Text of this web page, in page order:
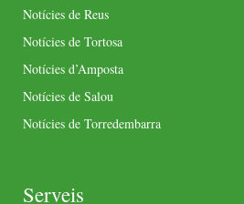
Notícies de Reus
Notícies de Tortosa
Notícies d’Amposta
Notícies de Salou
Notícies de Torredembarra
Serveis